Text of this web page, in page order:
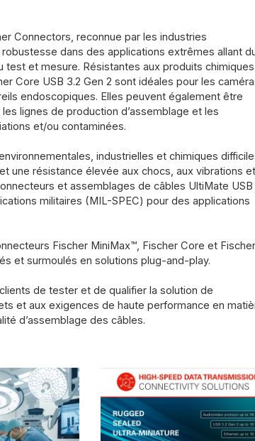
Connectors, reconnue par les industries
dans des applications extrêmes allant
test et mesure. Résistantes aux produits
Core USB 3.2 Gen 2 sont idéales pour les
endoscopiques. Elles peuvent également être
lignes de production d’assemblage et les
et/ou contaminées.
industrielles et chimiques
une résistance élevée aux chocs, aux vibrations
et assemblages de câbles UltiMate USB
militaires (MIL-SPEC) pour des applications
Fischer MiniMax™, Fischer Core et Fischer
et surmoulés en solutions plug-and-play.
de tester et de qualifier la solution de
et aux exigences de haute performance en
d’assemblage des câbles.